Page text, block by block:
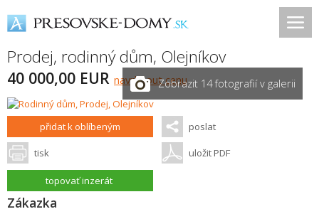
Prodej, rodinný dům, Olejníkov
40 000,00 EUR navrhnout cenuZobrazit 14 fotografií v galerii
přidat k oblíbeným poslat
tisk uložit PDF
topovať inzerát
Zákazka